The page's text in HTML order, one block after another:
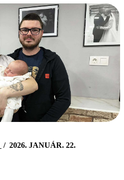
/ 2026. JANUÁR. 22.